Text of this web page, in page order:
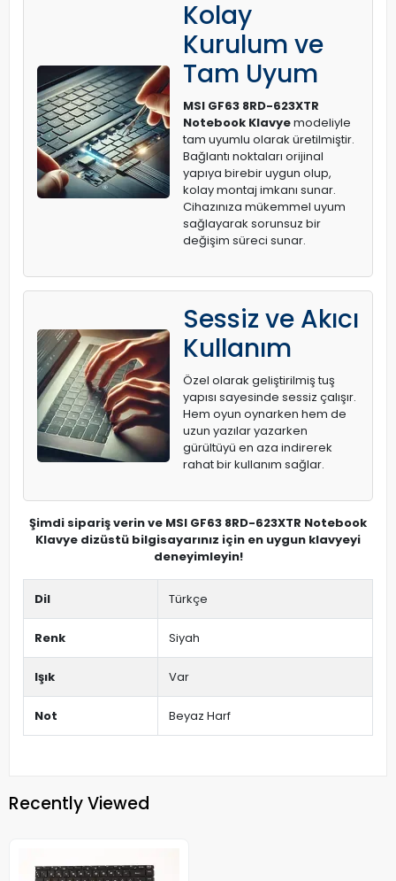
Kolay
Kurulum ve
Tam Uyum
MSI GF63 8RD-623XTR
Notebook Klavyemodeliyle
tam uyumlu olarak üretilmiştir.
Bağlantı noktaları orijinal
yapıya birebir uygun olup,
kolay montaj imkanı sunar.
Cihazınıza mükemmel uyum
sağlayarak sorunsuz bir
değişim süreci sunar.
Sessiz ve Akıcı
Kullanım
Özel olarak geliştirilmiş tuş
yapısı sayesinde sessiz çalışır.
Hem oyun oynarken hem de
uzun yazılar yazarken
gürültüyü en aza indirerek
rahat bir kullanım sağlar.
Şimdi sipariş verin ve MSI GF63 8RD-623XTR Notebook
Klavye dizüstü bilgisayarınız için en uygun klavyeyi
deneyimleyin!
Dil Türkçe
Renk Siyah
Işık Var
Not Beyaz Harf
Recently Viewed